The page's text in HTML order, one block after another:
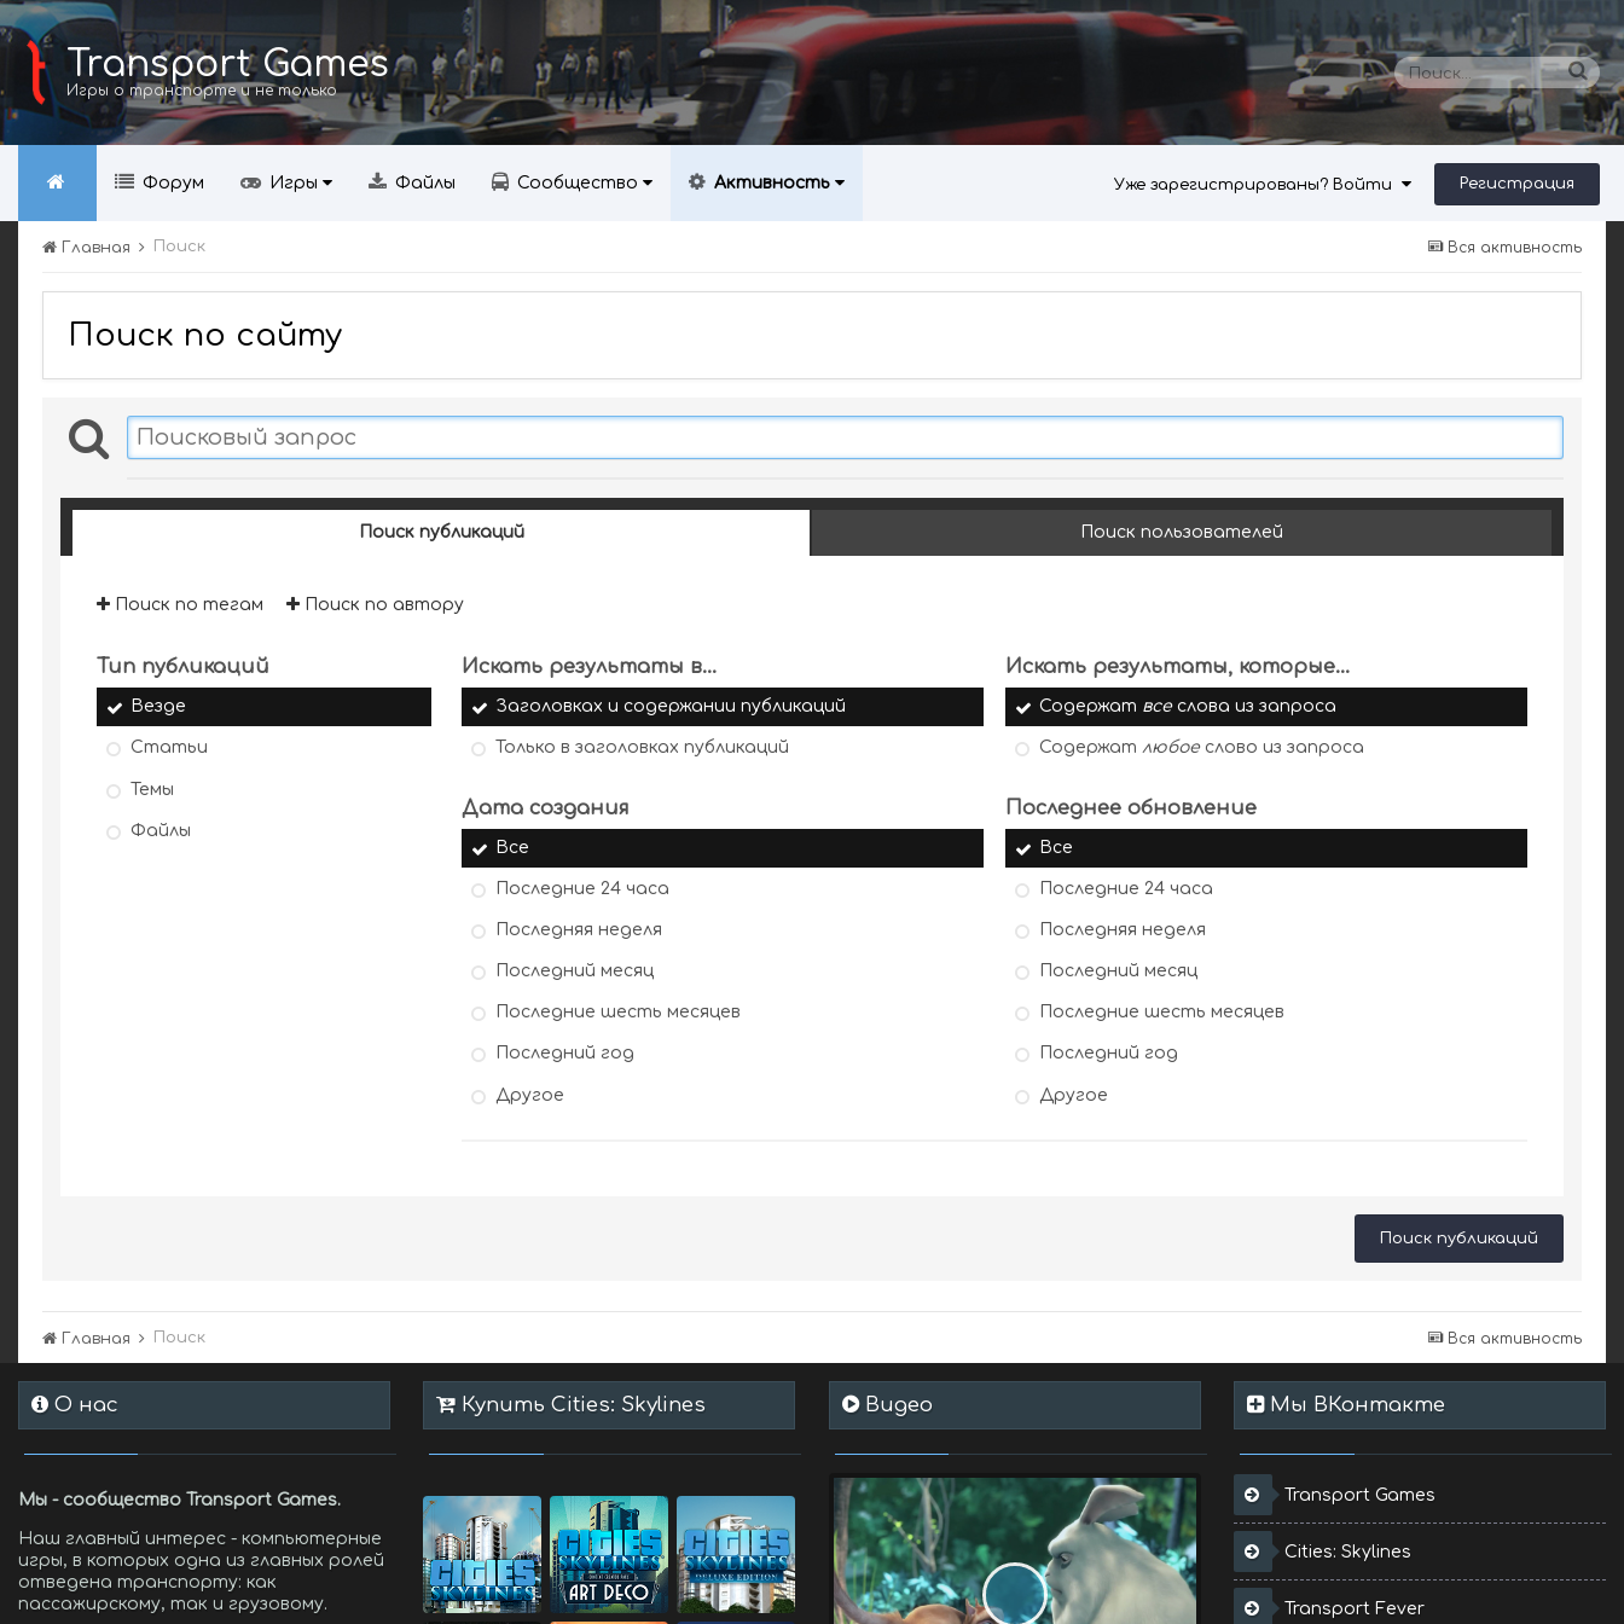
Transport Games
Игры о транспорте и не только
Уже зарегистрированы? Войти Регистрация
Форум Игры Файлы Сообщество Активность
Вся активность
Главная Поиск
Поиск по сайту
Поиск публикаций Поиск пользователей
Поиск по тегам Поиск по автору
Тип публикаций
Везде
Статьи
Темы
Файлы
Искать результаты в...
Заголовках и содержании публикаций
Только в заголовках публикаций
Искать результаты, которые...
Содержат всеслова из запроса
Содержатлюбоеслово из запроса
Дата создания
Все
Последние 24 часа
Последняя неделя
Последний месяц
Последние шесть месяцев
Последний год
Другое
Последнее обновление
Все
Последние 24 часа
Последняя неделя
Последний месяц
Последние шесть месяцев
Последний год
Другое
Поиск публикаций
Вся активность
Главная Поиск
О нас
Мы - сообщество Transport Games.
Наш главный интерес - компьютерные
игры, в которых одна из главных ролей
отведена транспорту: как
пассажирскому, так и грузовому.
Купить Cities: Skylines Видео Мы ВКонтакте
Transport Games
Cities: Skylines
Transport Fever